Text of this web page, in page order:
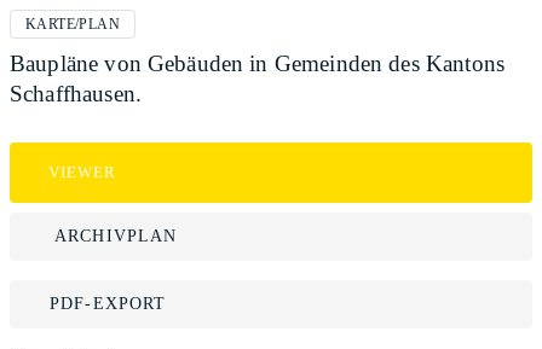
KARTE/PLAN
Baupläne von Gebäuden in Gemeinden des Kantons
Schaffhausen.
VIEWER
ARCHIVPLAN
PDF-EXPORT